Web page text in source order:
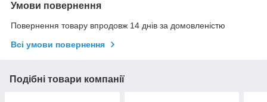
Умови повернення
Повернення товару впродовж 14 днів за домовленістю
Всі умови повернення
Подібні товари компанії